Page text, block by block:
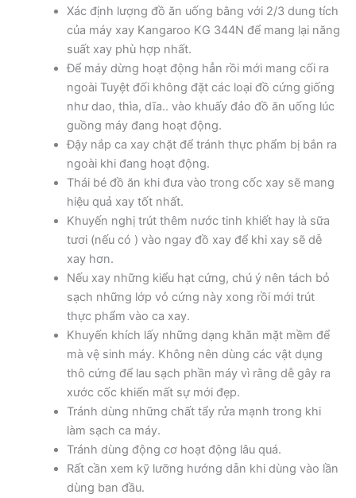
Xác định lượng đồ ăn uống bằng với 2/3 dung tích
của máy xay Kangaroo KG 344N để mang lại năng
suất xay phù hợp nhất.
Để máy dừng hoạt động hẳn rồi mới mang cối ra
ngoài Tuyệt đối không đặt các loại đồ cứng giống
như dao, thìa, dĩa.. vào khuấy đảo đồ ăn uống lúc
guồng máy đang hoạt động.
Đậy nắp ca xay chặt để tránh thực phẩm bị bắn ra
ngoài khi đang hoạt động.
Thái bé đồ ăn khi đưa vào trong cốc xay sẽ mang
hiệu quả xay tốt nhất.
Khuyến nghị trút thêm nước tinh khiết hay là sữa
tươi (nếu có ) vào ngay đồ xay để khi xay sẽ dễ
xay hơn.
Nếu xay những kiểu hạt cứng, chú ý nên tách bỏ
sạch những lớp vỏ cứng này xong rồi mới trút
thực phẩm vào ca xay.
Khuyến khích lấy những dạng khăn mặt mềm để
mà vệ sinh máy. Không nên dùng các vật dụng
thô cứng để lau sạch phần máy vì rằng dễ gây ra
xước cốc khiến mất sự mới đẹp.
Tránh dùng những chất tẩy rửa mạnh trong khi
làm sạch ca máy.
Tránh dùng động cơ hoạt động lâu quá.
Rất cần xem kỹ lưỡng hướng dẫn khi dùng vào lần
dùng ban đầu.